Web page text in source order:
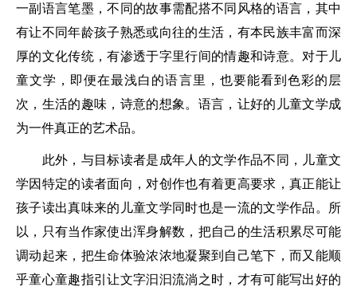
一副语言笔墨，不同的故事需配搭不同风格的语言，其中
有让不同年龄孩子熟悉或向往的生活，有本民族丰富而深
厚的文化传统，有渗透于字里行间的情趣和诗意。对于儿
童文学，即便在最浅白的语言里，也要能看到色彩的层
次，生活的趣味，诗意的想象。语言，让好的儿童文学成
为一件真正的艺术品。
此外，与目标读者是成年人的文学作品不同，儿童文
学因特定的读者面向，对创作也有着更高要求，真正能让
孩子读出真味来的儿童文学同时也是一流的文学作品。所
以，只有当作家使出浑身解数，把自己的生活积累尽可能
调动起来，把生命体验浓浓地凝聚到自己笔下，而又能顺
乎童心童趣指引让文字汩汩流淌之时，才有可能写出好的